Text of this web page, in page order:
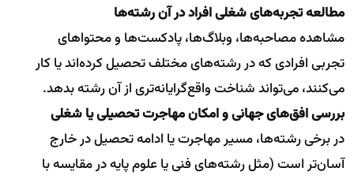
مطالعه تجربه‌های شغلی افراد در آن رشته‌ها
مشاهده مصاحبه‌ها، وبلاگ‌ها، پادکست‌ها و محتواهای
تجربی افرادی که در رشته‌های مختلف تحصیل کرده‌اند یا کار
می‌کنند، می‌تواند شناخت واقع‌گرایانه‌تری از آن رشته بدهد.
بررسی افق‌های جهانی و امکان مهاجرت تحصیلی یا شغلی
در برخی رشته‌ها، مسیر مهاجرت یا ادامه تحصیل در خارج
آسان‌تر است (مثل رشته‌های فنی یا علوم پایه در مقایسه با